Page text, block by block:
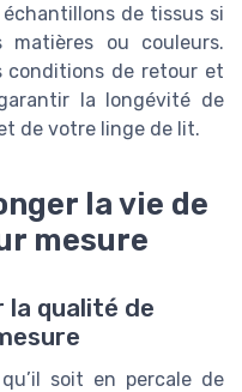
échantillons de tissus si
ou couleurs.
conditions de retour et
la longévité de
de votre linge de lit.
la vie de
mesure
la qualité de
soit en percale de